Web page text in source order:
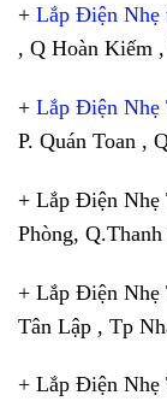
+ Lắp Điện Nhẹ
, Q Hoàn Kiếm
+ Lắp Điện Nhẹ
P. Quán Toan ,
+ Lắp Điện
Phòng,
+ Lắp Điện Nhẹ
Tân Lập , Tp
+ Lắp Điện Nhẹ